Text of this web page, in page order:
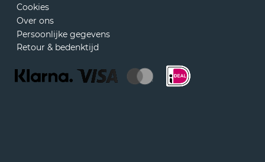
Cookies
Over ons
Persoonlijke gegevens
Retour & bedenktijd